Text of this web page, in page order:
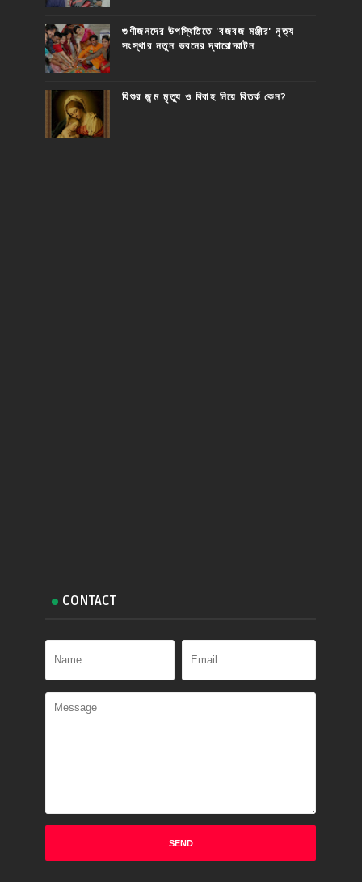
গুণীজনদের উপস্থিতিতে 'বজবজ মঞ্জীর' নৃত্য
সংস্থার নতুন ভবনের দ্বারোদ্ঘাটন
যিশুর জন্ম মৃত্যু ও বিবাহ নিয়ে বিতর্ক কেন?
CONTACT